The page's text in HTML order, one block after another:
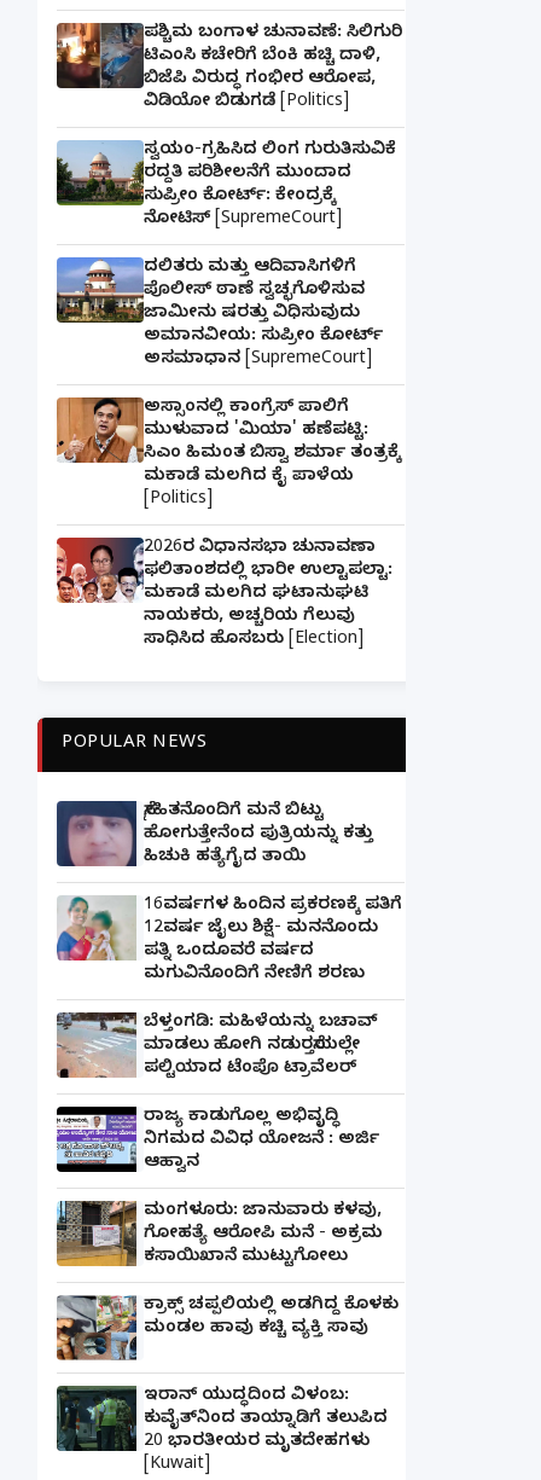
ಪಶ್ಚಿಮ ಬಂಗಾಳ ಚುನಾವಣೆ: ಸಿಲಿಗುರಿ
ಟಿಎಂಸಿ ಕಚೇರಿಗೆ ಬೆಂಕಿ ಹಚ್ಚಿ ದಾಳಿ,
ಬಿಜೆಪಿ ವಿರುದ್ಧ ಗಂಭೀರ ಆರೋಪ,
ವಿಡಿಯೋ ಬಿಡುಗಡೆ [Politics]
ಸ್ವಯಂ-ಗ್ರಹಿಸಿದ ಲಿಂಗ ಗುರುತಿಸುವಿಕೆ
ರದ್ದತಿ ಪರಿಶೀಲನೆಗೆ ಮುಂದಾದ
ಸುಪ್ರೀಂ ಕೋರ್ಟ್: ಕೇಂದ್ರಕ್ಕೆ
ನೋಟಿಸ್ [SupremeCourt]
ದಲಿತರು ಮತ್ತು ಆದಿವಾಸಿಗಳಿಗೆ
ಪೊಲೀಸ್ ಠಾಣೆ ಸ್ವಚ್ಛಗೊಳಿಸುವ
ಜಾಮೀನು ಷರತ್ತು ವಿಧಿಸುವುದು
ಅಮಾನವೀಯ: ಸುಪ್ರೀಂ ಕೋರ್ಟ್
ಅಸಮಾಧಾನ [SupremeCourt]
ಅಸ್ಸಾಂನಲ್ಲಿ ಕಾಂಗ್ರೆಸ್ ಪಾಲಿಗೆ
ಮುಳುವಾದ 'ಮಿಯಾ' ಹಣೆಪಟ್ಟಿ:
ಸಿಎಂ ಹಿಮಂತ ಬಿಸ್ವಾ ಶರ್ಮಾ ತಂತ್ರಕ್ಕೆ
ಮಕಾಡೆ ಮಲಗಿದ ಕೈ ಪಾಳೆಯ
[Politics]
2026ರ ವಿಧಾನಸಭಾ ಚುನಾವಣಾ
ಫಲಿತಾಂಶದಲ್ಲಿ ಭಾರೀ ಉಲ್ಟಾಪಲ್ಟಾ:
ಮಕಾಡೆ ಮಲಗಿದ ಘಟಾನುಘಟಿ
ನಾಯಕರು, ಅಚ್ಚರಿಯ ಗೆಲುವು
ಸಾಧಿಸಿದ ಹೊಸಬರು [Election]
POPULAR NEWS
ಸ್ನೇಹಿತನೊಂದಿಗೆ ಮನೆ ಬಿಟ್ಟು
ಹೋಗುತ್ತೇನೆಂದ ಪುತ್ರಿಯನ್ನು ಕತ್ತು
ಹಿಚುಕಿ ಹತ್ಯೆಗೈದ ತಾಯಿ
16ವರ್ಷಗಳ ಹಿಂದಿನ ಪ್ರಕರಣಕ್ಕೆ ಪತಿಗೆ
12ವರ್ಷ ಜೈಲು ಶಿಕ್ಷೆ- ಮನನೊಂದು
ಪತ್ನಿ ಒಂದೂವರೆ ವರ್ಷದ
ಮಗುವಿನೊಂದಿಗೆ ನೇಣಿಗೆ ಶರಣು
ಬೆಳ್ತಂಗಡಿ: ಮಹಿಳೆಯನ್ನು ಬಚಾವ್
ಮಾಡಲು ಹೋಗಿ ನಡುರಸ್ತೆಯಲ್ಲೇ
ಪಲ್ಟಿಯಾದ ಟೆಂಪೊ ಟ್ರಾವೆಲರ್
ರಾಜ್ಯ ಕಾಡುಗೊಲ್ಲ ಅಭಿವೃದ್ಧಿ
ನಿಗಮದ ವಿವಿಧ ಯೋಜನೆ : ಅರ್ಜಿ
ಆಹ್ವಾನ
ಮಂಗಳೂರು: ಜಾನುವಾರು ಕಳವು,
ಗೋಹತ್ಯೆ ಆರೋಪಿ ಮನೆ - ಅಕ್ರಮ
ಕಸಾಯಿಖಾನೆ ಮುಟ್ಟುಗೋಲು
ಕ್ರಾಕ್ಸ್ ಚಪ್ಪಲಿಯಲ್ಲಿ ಅಡಗಿದ್ದ ಕೊಳಕು
ಮಂಡಲ ಹಾವು ಕಚ್ಚಿ ವ್ಯಕ್ತಿ ಸಾವು
ಇರಾನ್ ಯುದ್ಧದಿಂದ ವಿಳಂಬ:
ಕುವೈತ್‌ನಿಂದ ತಾಯ್ನಾಡಿಗೆ ತಲುಪಿದ
20 ಭಾರತೀಯರ ಮೃತದೇಹಗಳು
[Kuwait]